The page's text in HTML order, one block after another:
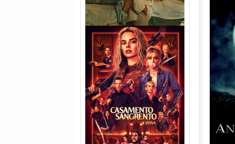
Casamento Sangrento: A
Viúva Torrent (2026) WEB-DL
720p/1080p/4K Dual Áudio